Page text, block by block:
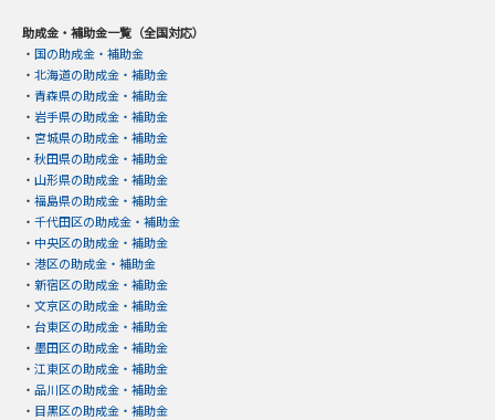
助成金・補助金一覧（全国対応）
・ 国の助成金・補助金
・ 北海道の助成金・補助金
・ 青森県の助成金・補助金
・ 岩手県の助成金・補助金
・ 宮城県の助成金・補助金
・ 秋田県の助成金・補助金
・ 山形県の助成金・補助金
・ 福島県の助成金・補助金
・ 千代田区の助成金・補助金
・ 中央区の助成金・補助金
・ 港区の助成金・補助金
・ 新宿区の助成金・補助金
・ 文京区の助成金・補助金
・ 台東区の助成金・補助金
・ 墨田区の助成金・補助金
・ 江東区の助成金・補助金
・ 品川区の助成金・補助金
・ 目黒区の助成金・補助金